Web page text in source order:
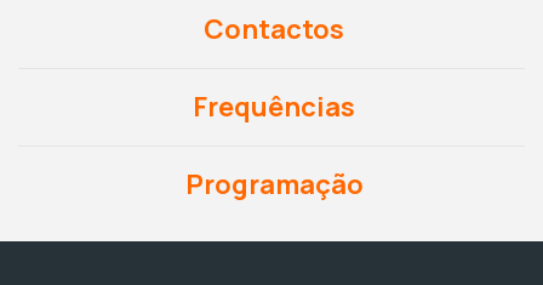
Contactos
Frequências
Programação